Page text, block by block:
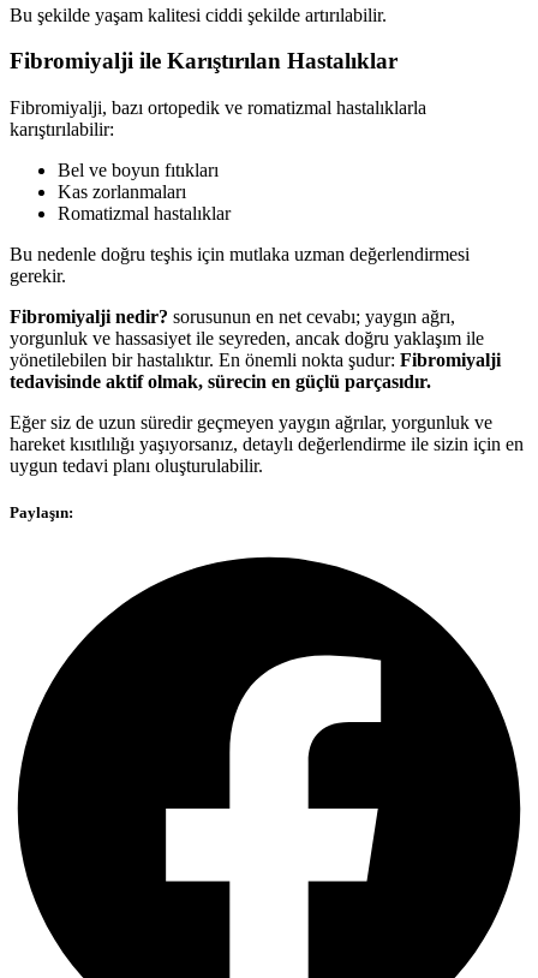
Bu şekilde yaşam kalitesi ciddi şekilde artırılabilir.
Fibromiyalji ile Karıştırılan Hastalıklar
Fibromiyalji, bazı ortopedik ve romatizmal hastalıklarla
karıştırılabilir:
Bel ve boyun fıtıkları
Kas zorlanmaları
Romatizmal hastalıklar
Bu nedenle doğru teşhis için mutlaka uzman değerlendirmesi
gerekir.
Fibromiyalji nedir? sorusunun en net cevabı; yaygın ağrı,
yorgunluk ve hassasiyet ile seyreden, ancak doğru yaklaşım ile
yönetilebilen bir hastalıktır. En önemli nokta şudur: Fibromiyalji
tedavisinde aktif olmak, sürecin en güçlü parçasıdır.
Eğer siz de uzun süredir geçmeyen yaygın ağrılar, yorgunluk ve
hareket kısıtlılığı yaşıyorsanız, detaylı değerlendirme ile sizin için en
uygun tedavi planı oluşturulabilir.
Paylaşın: